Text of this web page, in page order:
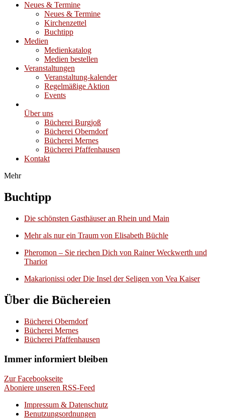
Neues & Termine
Neues & Termine
Kirchenzettel
Buchtipp
Medien
Medienkatalog
Medien bestellen
Veranstaltungen
Veranstaltung-kalender
Regelmäßige Aktion
Events
Über uns
Bücherei Burgjoß
Bücherei Oberndorf
Bücherei Mernes
Bücherei Pfaffenhausen
Kontakt
Mehr
Buchtipp
Die schönsten Gasthäuser an Rhein und Main
Mehr als nur ein Traum von Elisabeth Büchle
Pheromon – Sie riechen Dich von Rainer Weckwerth und
Thariot
Makarionissi oder Die Insel der Seligen von Vea Kaiser
Über die Büchereien
Bücherei Oberndorf
Bücherei Mernes
Bücherei Pfaffenhausen
Immer informiert bleiben
Zur Facebookseite
Aboniere unseren RSS-Feed
Impressum & Datenschutz
Benutzungsordnungen